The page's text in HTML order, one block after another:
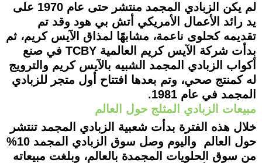
لم يكن الزبادي المجمد منتشر حتى عام 1970 على
يد رائد الأعمال الأمريكي أتش بي هود وقد تم
تقديمه كحلوى ناعمة، مشابهًا لمذاق الآيس كريم، ثم
بدأت شركة الآيس كريم العالمية TCBY في صنع
أكواب الزبادي المجمد الشبيه بالآيس كريم والترويج
له كمنتج صحي، وتم بعدها افتتاح أول متجر للزبادي
المجمد في عام 1981.
مبيعات الزبادي المثلج حول العالم
خلال هذه الفترة بدأت شعبية الزبادي المجمد تنتشر
حول العالم واليوم وصل سوق الزبادي المجمد 10%
من سوق الحلويات المجمدة بالعالم، وبلغت مبيعاته